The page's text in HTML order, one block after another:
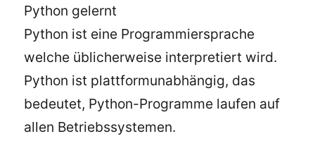
Python gelernt
Python ist eine Programmiersprache
welche üblicherweise interpretiert wird.
Python ist plattformunabhängig, das
bedeutet, Python-Programme laufen auf
allen Betriebssystemen.